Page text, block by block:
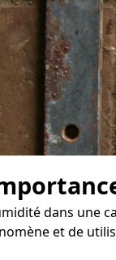
dans une
et de